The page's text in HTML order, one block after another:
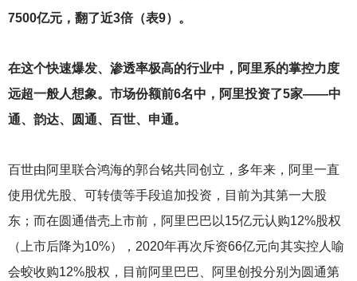
7500亿元，翻了近3倍（表9）。
在这个快速爆发、渗透率极高的行业中，阿里系的掌控力度
远超一般人想象。市场份额前6名中，阿里投资了5家——中
通、韵达、圆通、百世、申通。
百世由阿里联合鸿海的郭台铭共同创立，多年来，阿里一直
使用优先股、可转债等手段追加投资，目前为其第一大股
东；而在圆通借壳上市前，阿里巴巴以15亿元认购12%股权
（上市后降为10%），2020年再次斥资66亿元向其实控人喻
会蛟收购12%股权，目前阿里巴巴、阿里创投分别为圆通第